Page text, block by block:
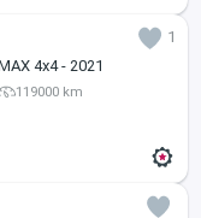
1
CHEVROLET D-MAX 4x4 - 2021
119000 km